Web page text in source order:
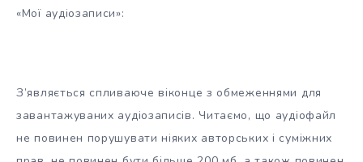
«Мої аудіозаписи»:
З’являється спливаюче віконце з обмеженнями для
завантажуваних аудіозаписів. Читаємо, що аудіофайл
не повинен порушувати ніяких авторських і суміжних